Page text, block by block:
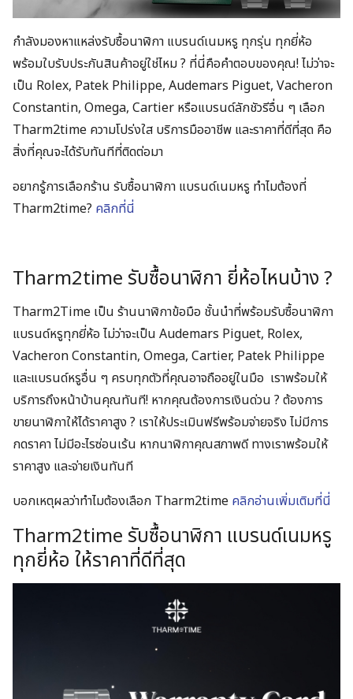
กำลังมองหาแหล่งรับซื้อนาฬิกา แบรนด์เนมหรู ทุกรุ่น ทุกยี่ห้อ
พร้อมใบรับประกันสินค้าอยู่ใช่ไหม ? ที่นี่คือคำตอบของคุณ! ไม่ว่าจะ
เป็น Rolex, Patek Philippe, Audemars Piguet, Vacheron
Constantin, Omega, Cartier หรือแบรนด์ลักชัวรีอื่น ๆ เลือก
Tharm2time ความโปร่งใส บริการมืออาชีพ และราคาที่ดีที่สุด คือ
สิ่งที่คุณจะได้รับทันทีที่ติดต่อมา
อยากรู้การเลือกร้าน รับซื้อนาฬิกา แบรนด์เนมหรู ทำไมต้องที่
Tharm2time? คลิกที่นี่
Tharm2time รับซื้อนาฬิกา ยี่ห้อไหนบ้าง ?
Tharm2Time เป็น ร้านนาฬิกาข้อมือ ชั้นนำที่พร้อมรับซื้อนาฬิกา
แบรนด์หรูทุกยี่ห้อ ไม่ว่าจะเป็น Audemars Piguet, Rolex,
Vacheron Constantin, Omega, Cartier, Patek Philippe
และแบรนด์หรูอื่น ๆ ครบทุกตัวที่คุณอาจถืออยู่ในมือ เราพร้อมให้
บริการถึงหน้าบ้านคุณทันที! หากคุณต้องการเงินด่วน ? ต้องการ
ขายนาฬิกาให้ได้ราคาสูง ? เราให้ประเมินฟรีพร้อมจ่ายจริง ไม่มีการ
กดราคา ไม่มีอะไรซ่อนเร้น หากนาฬิกาคุณสภาพดี ทางเราพร้อมให้
ราคาสูง และจ่ายเงินทันที
บอกเหตุผลว่าทำไมต้องเลือก Tharm2time คลิกอ่านเพิ่มเติมที่นี่
Tharm2time รับซื้อนาฬิกา แบรนด์เนมหรู
ทุกยี่ห้อ ให้ราคาที่ดีที่สุด